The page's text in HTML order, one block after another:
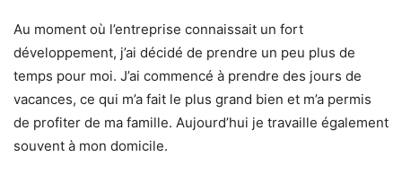
Au moment où l’entreprise connaissait un fort
développement, j’ai décidé de prendre un peu plus de
temps pour moi. J’ai commencé à prendre des jours de
vacances, ce qui m’a fait le plus grand bien et m’a permis
de profiter de ma famille. Aujourd’hui je travaille également
souvent à mon domicile.